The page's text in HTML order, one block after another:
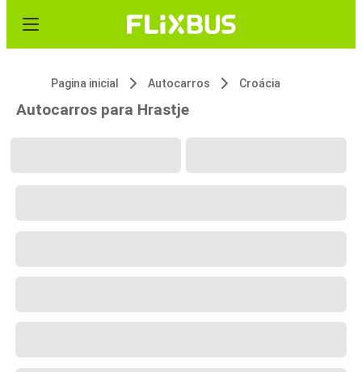
Pagina inicial Autocarros Croácia
Autocarros para Hrastje